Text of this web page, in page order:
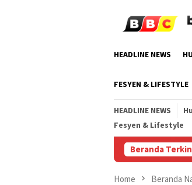
HEADLINE NEWS
FESYEN & LIFESTYLE
HEADLINE NEWS
Fesyen & Lifestyle
Beranda
Home Beranda